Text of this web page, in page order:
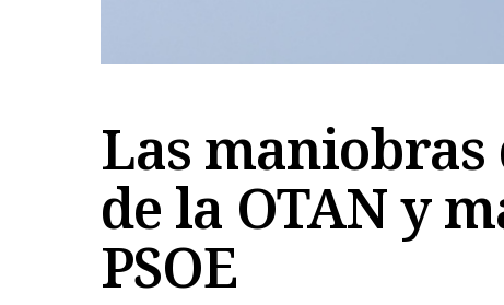
Las maniobras
de la OTAN y
PSOE